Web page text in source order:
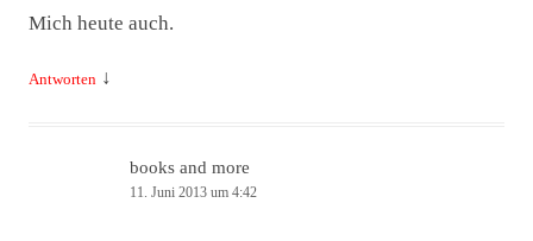
Mich heute auch.
Antworten ↓
books and more
11. Juni 2013 um 4:42